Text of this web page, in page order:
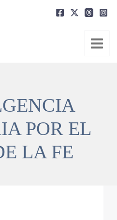
POR EL
LA FE